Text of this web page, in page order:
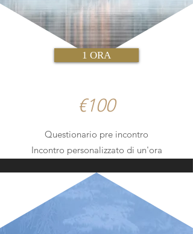
1 ORA
€100
Questionario pre incontro
Incontro personalizzato di un'ora